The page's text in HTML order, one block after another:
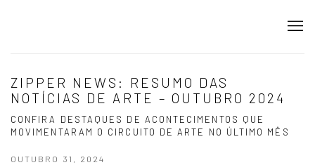
ZIPPER NEWS: RESUMO DAS
NOTÍCIAS DE ARTE – OUTUBRO 2024
CONFIRA DESTAQUES DE ACONTECIMENTOS QUE
MOVIMENTARAM O CIRCUITO DE ARTE NO ÚLTIMO MÊS
OUTUBRO 31, 2024